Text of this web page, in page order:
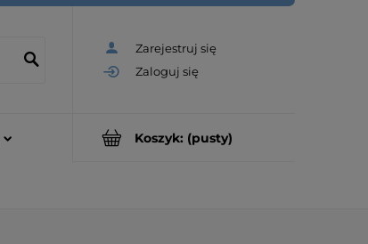
Zarejestruj się
Zaloguj się
Koszyk: (pusty)